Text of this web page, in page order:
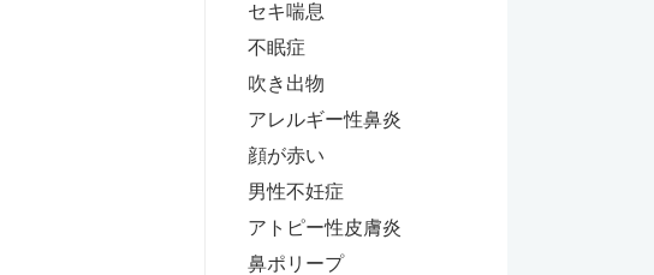
セキ喘息
不眠症
吹き出物
アレルギー性鼻炎
顔が赤い
男性不妊症
アトピー性皮膚炎
鼻ポリープ